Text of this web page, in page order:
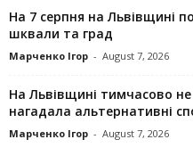
На 7 серпня на Львівщині
шквали та град
Марченко Ігор - August 7, 2026
На Львівщині тимчасово не
нагадала альтернативні
Марченко Ігор - August 7, 2026